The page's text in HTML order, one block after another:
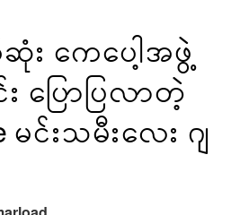
ကေပေါ့အဖွဲ့
ပြောပြလာတဲ့
မင်းသမီးလေး ဂျ